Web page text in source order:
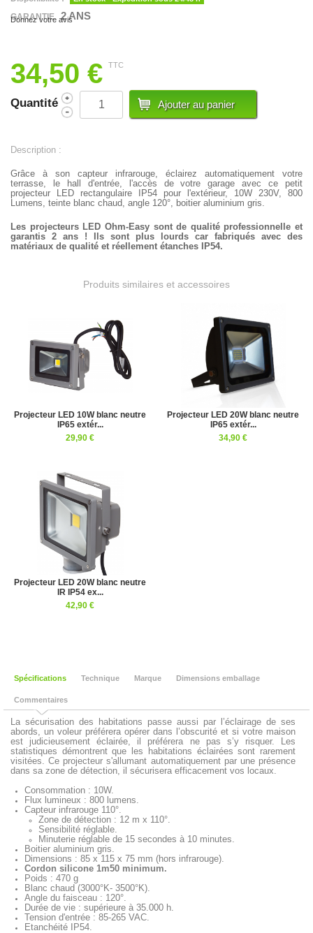
GARANTIE 2 ANS
Donnez votre avis
34,50 € TTC
Quantité
Description :
Grâce à son capteur infrarouge, éclairez automatiquement votre
terrasse, le hall d'entrée, l'accès de votre garage avec ce petit
projecteur LED rectangulaire IP54 pour l'extérieur, 10W 230V, 800
Lumens, teinte blanc chaud, angle 120°, boitier aluminium gris.
Les projecteurs LED Ohm-Easy sont de qualité professionnelle et
garantis 2 ans !
Ils sont plus lourds car fabriqués avec des
matériaux de qualité et réellement étanches IP54.
Produits similaires et accessoires
Projecteur LED 10W blanc neutre
IP65 extér...
29,90 €
Projecteur LED 20W blanc neutre
IP65 extér...
34,90 €
Projecteur LED 20W blanc neutre
IR IP54 ex...
42,90 €
Spécifications Technique Marque Dimensions emballage
Commentaires
La sécurisation des habitations passe aussi par l’éclairage de ses
abords, un voleur préférera opérer dans l’obscurité et si votre maison
est judicieusement éclairée, il préférera ne pas s’y risquer. Les
statistiques démontrent que les habitations éclairées sont rarement
visitées. Ce projecteur s'allumant automatiquement par une présence
dans sa zone de détection, il sécurisera efficacement vos locaux.
Consommation : 10W.
Flux lumineux : 800 lumens.
Capteur infrarouge 110°.
Zone de détection : 12 m x 110°.
Sensibilité réglable.
Minuterie réglable de 15 secondes à 10 minutes.
Boitier aluminium gris.
Dimensions : 85 x 115 x 75 mm (hors infrarouge).
Cordon silicone 1m50 minimum.
Poids : 470 g
Blanc chaud (3000°K- 3500°K).
Angle du faisceau : 120°.
Durée de vie : supérieure à 35.000 h.
Tension d'entrée : 85-265 VAC.
Etanchéité IP54.